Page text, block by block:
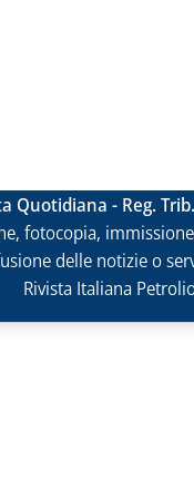
Quotidiana - Reg.
fotocopia,
delle notizie o
Rivista Italiana